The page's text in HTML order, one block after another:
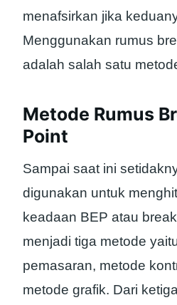
menafsirkan jika
Menggunakan rumus
adalah salah satu
Metode Rumus
Point
Sampai saat ini
digunakan untuk
keadaan BEP atau
menjadi tiga metode
pemasaran, metode
metode grafik. Dari